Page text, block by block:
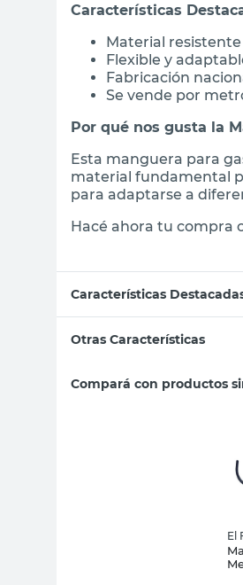
Características
Material
Flexible y
Fabricación
Se vende por
Por qué nos gusta la
Esta manguera para
material fundamental
para adaptarse a
Hacé ahora tu compra
Características
Otras Características
Compará con productos
El